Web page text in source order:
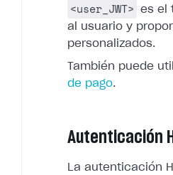
<user_JWT>
es el
al usuario y
personalizados.
También puede
de pago.
Autenticación
La autenticación